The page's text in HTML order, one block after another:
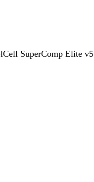
SuperComp Elite v5